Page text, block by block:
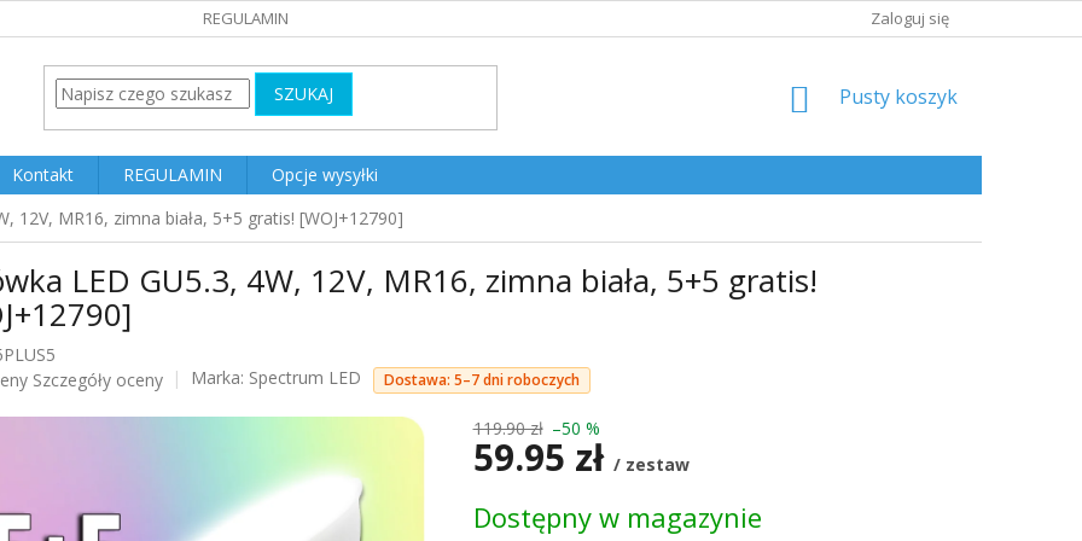
REGULAMIN Zaloguj się
SZUKAJ KOSZYK
Pusty koszyk
Kontakt REGULAMIN
Opcje wysyłki
12V, MR16, zimna biała, 5+5 gratis! [WOJ+12790]
LED GU5.3, 4W, 12V, MR16, zimna biała, 5+5 gratis!
Szczegóły oceny Marka: Spectrum LED Dostawa: 5–7 dni roboczych
119.90 zł –50 %
59.95 zł / zestaw
jednostkowa:
Dostępny w magazynie